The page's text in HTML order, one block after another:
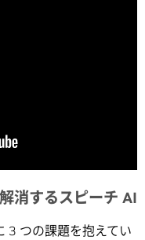
消するスピーチ AI
3 つの課題を抱えてい